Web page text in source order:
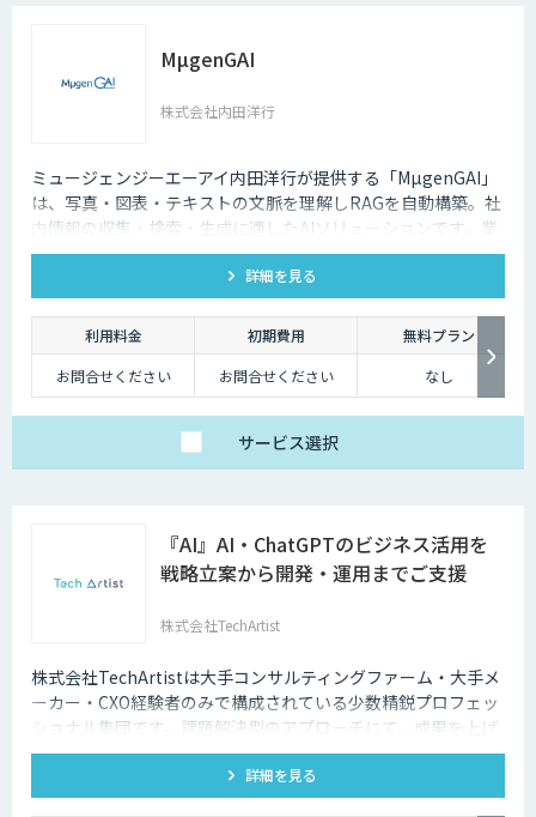
MµgenGAI
株式会社内田洋行
ミュージェンジーエーアイ内田洋行が提供する「MµgenGAI」
は、写真・図表・テキストの文脈を理解しRAGを自動構築。社
内情報の収集・検索・生成に適したAIソリューションです。業
種を問わず業務効率とナレッジ活用を支援します。
詳細を見る
利用料金 初期費用
無料プラン
お問合せください
お問合せください なし
サービス選択
『AI』AI・ChatGPTのビジネス活用を
戦略立案から開発・運用までご支援
株式会社TechArtist
株式会社TechArtistは大手コンサルティングファーム・大手メ
ーカー・CXO経験者のみで構成されている少数精鋭プロフェッ
ショナル集団です。課題解決型のアプローチにて、成果を上げ
るソリューションを『高速』『高品質』『低予算』でご提供可
詳細を見る